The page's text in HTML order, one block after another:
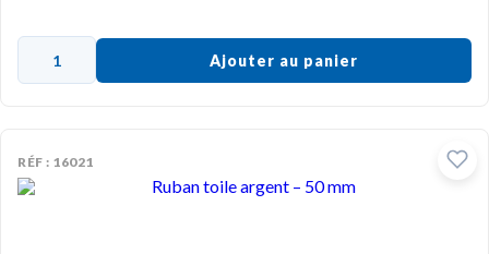
Ajouter au panier
RÉF : 16021